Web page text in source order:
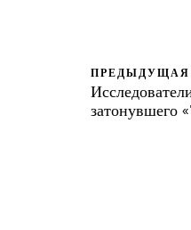
ПРЕДЫДУЩАЯ
затонувшего